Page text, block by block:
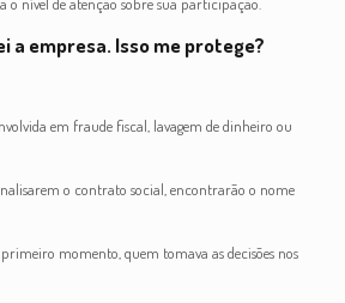
a empresa. Isso me protege?
em fraude fiscal, lavagem de dinheiro ou
o contrato social, encontrarão o nome
momento, quem tomava as decisões nos